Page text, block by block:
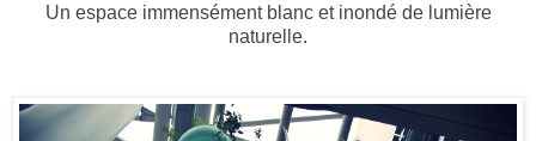
Un espace immensément blanc et inondé de lumière
naturelle.